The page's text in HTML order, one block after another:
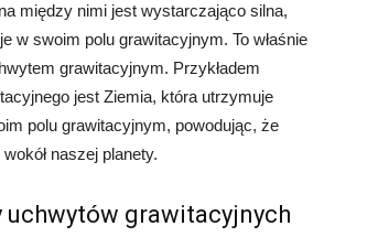
między nimi jest wystarczająco silna,
w swoim polu grawitacyjnym. To właśnie
grawitacyjnym. Przykładem
jest Ziemia, która utrzymuje
polu grawitacyjnym, powodując, że
naszej planety.
uchwytów grawitacyjnych